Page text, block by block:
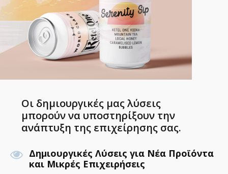
Οι δημιουργικές μας λύσεις
μπορούν να υποστηρίξουν την
ανάπτυξη της επιχείρησης σας.
Δημιουργικές Λύσεις για Νέα Προϊόντα
και Μικρές Επιχειρήσεις